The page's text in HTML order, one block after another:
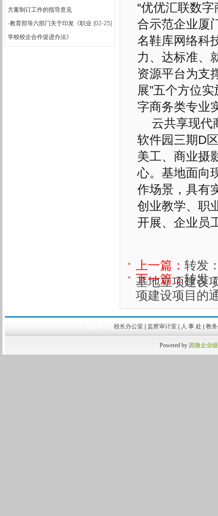
方案制订工作的指导意见
[02-25]
·教育部等六部门关于印发《职业
学校校企合作促进办法》
“优优汇联数
合示范企业厦
名鞋库网络科
力、达标准、
资源平台为支
展”五个方位
字商务类专业
云共享现代
软件园三期D
美工、商业摄
心。基地面向
作场景，具有
创业教学、职
开展、企业员
上一篇： 转发
基地立项建设
下一篇：转发
项建设项目的
校长办公室| 监察审计室| 人 事 处 教
Powered by 国微企业